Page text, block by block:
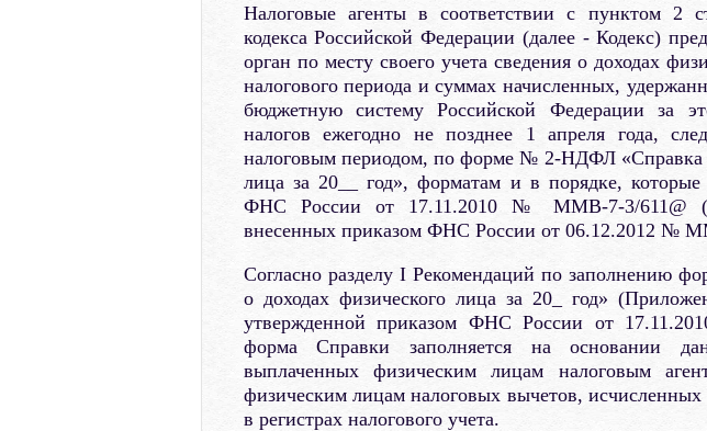
Налоговые агенты в соответствии с пунктом 2
кодекса Российской Федерации (далее - Кодекс)
орган по месту своего учета сведения о доходах
налогового периода и суммах начисленных,
бюджетную систему Российской Федерации за
налогов ежегодно не позднее 1 апреля года,
налоговым периодом, по форме № 2-НДФЛ «Справка
лица за 20__ год», форматам и в порядке,
ФНС России от 17.11.2010 № ММВ-7-3/611@
внесенных приказом ФНС России от 06.12.2012 №
Согласно разделу I Рекомендаций по заполнению
о доходах физического лица за 20_ год»
утвержденной приказом ФНС России от
форма Справки заполняется на основании
выплаченных физическим лицам налоговым
физическим лицам налоговых вычетов,
в регистрах налогового учета.